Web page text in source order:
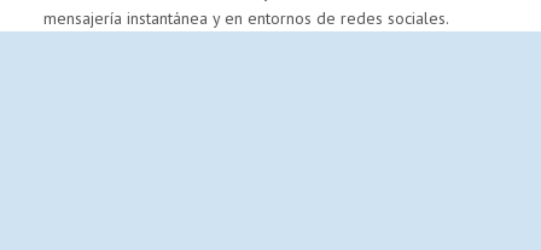
mensajería instantánea y en entornos de redes sociales.